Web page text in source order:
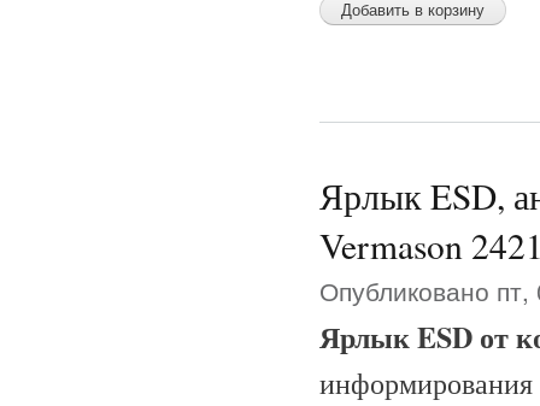
Ярлык ESD,
Vermason
Опубликовано
Ярлык ESD от
информирования